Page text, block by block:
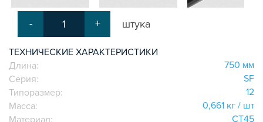
СУХАРИ ПАЗОВЫЕ
УГЛОВЫЕ СОЕДИНИТЕЛИ
СИСТЕМА ТРУБНАЯ МОДУЛЬНАЯ
СИСТЕМА ТРУБНАЯ КОНСТРУКЦИОННАЯ
ВНУТРЕННИЕ УГЛОВЫЕ СОЕДИНИТЕЛИ
2-Х И 3-Х СТОРОННИЕ СОЕДИНИТЕЛИ
АДДИТИВНЫЕ ТОВАРЫ
- + штука
ТЕХНИЧЕСКИЕ ХАРАКТЕРИСТИКИ
Длина:
750 мм
Серия:
SF
Типоразмер:
12
Масса:
0,661 кг / шт
СТ45